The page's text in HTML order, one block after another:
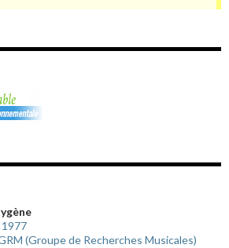
1977
(Groupe de Recherches Musicales)